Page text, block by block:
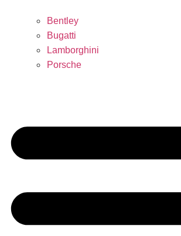
Bentley
Bugatti
Lamborghini
Porsche